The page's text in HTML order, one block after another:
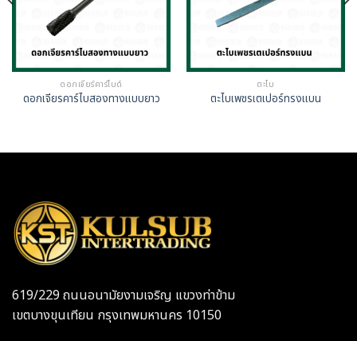
ดอกเจียร์คาร์ไบด์
ดอกเจียรคาร์ไบสองทางแบบยาว
ตะไบ
ตะไบเพชรเตเปอร์ทรงแบน
619/229 ถนนอนามัยงามเจริญ แขวงท่าข้าม
เขตบางขุนเทียน กรุงเทพมหานคร 10150